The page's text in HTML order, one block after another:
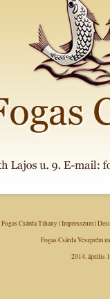
Fogas Csárda Tihany|Impresszum|
Fogas Csárda Veszprém
2014. április